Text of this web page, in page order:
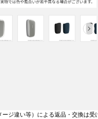
ジ違い等）による返品・交換は受